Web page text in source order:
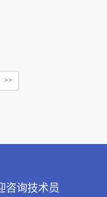
>>
咨询技术员